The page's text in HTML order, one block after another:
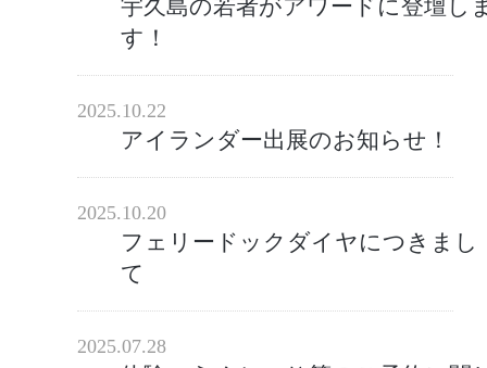
宇久島の若者がアワードに登壇し
す！
2025.10.22
アイランダー出展のお知らせ！
2025.10.20
フェリードックダイヤにつきまし
て
2025.07.28